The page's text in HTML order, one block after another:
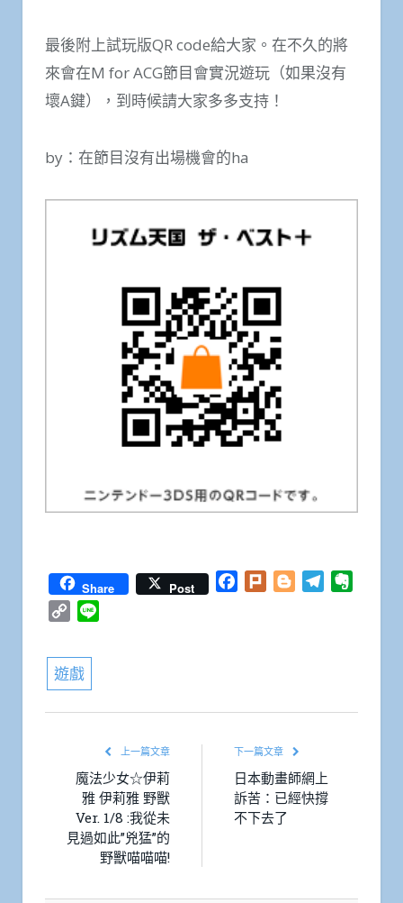
最後附上試玩版QR code給大家。在不久的將
來會在M for ACG節目會實況遊玩（如果沒有
壞A鍵），到時候請大家多多支持！
by：在節目沒有出場機會的ha
Share Post Facebook
Plurk BloggerTelegram
Copy
遊戲
上一篇文章
魔法少女☆伊莉
雅 伊莉雅 野獸
Ver. 1/8 :我從未
見過如此”兇猛”的
野獸喵喵喵!
下一篇文章
日本動畫師網上
訴苦：已經快撐
不下去了